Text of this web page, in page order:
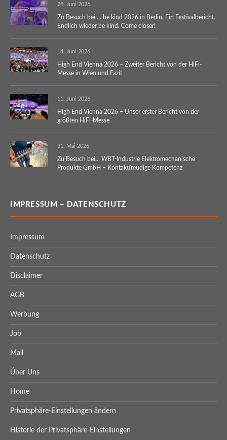
28. Juni 2026
Zu Besuch bei … be kind 2026 in Berlin. Ein Festivalbericht.
Endlich wieder be kind. Come closer!
14. Juni 2026
High End Vienna 2026 – Zweiter Bericht von der HiFi-
Messe in Wien und Fazit
11. Juni 2026
High End Vienna 2026 – Unser erster Bericht von der
größten HiFi-Messe
31. Mai 2026
Zu Besuch bei… WBT-Industrie Elektromechanische
Produkte GmbH – Kontaktfreudige Kompetenz
IMPRESSUM – DATENSCHUTZ
Impressum
Datenschutz
Disclaimer
AGB
Werbung
Job
Mail
Über Uns
Home
Privatsphäre-Einstellungen ändern
Historie der Privatsphäre-Einstellungen